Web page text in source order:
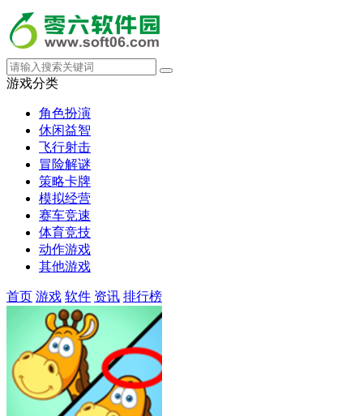
游戏分类
角色扮演
休闲益智
飞行射击
冒险解谜
策略卡牌
模拟经营
赛车竞速
体育竞技
动作游戏
其他游戏
首页 游戏 软件 资讯 排行榜